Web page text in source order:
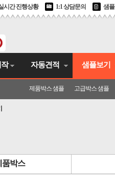
시간 진행상황 1:1 상담문의 샘
자동견적 샘플보기
제품박스 샘플 고급박스 샘플
품박스